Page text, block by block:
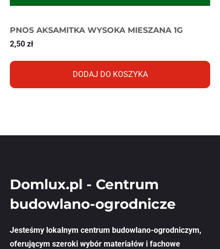
PNOS AKSAMITKA WYSOKA MIESZANA 1G
2,50 zł
DODAJ DO KOSZYKA
Domlux.pl - Centrum
budowlano-ogrodnicze
Jesteśmy lokalnym centrum budowlano-ogrodniczym,
oferującym szeroki wybór materiałów i fachowe